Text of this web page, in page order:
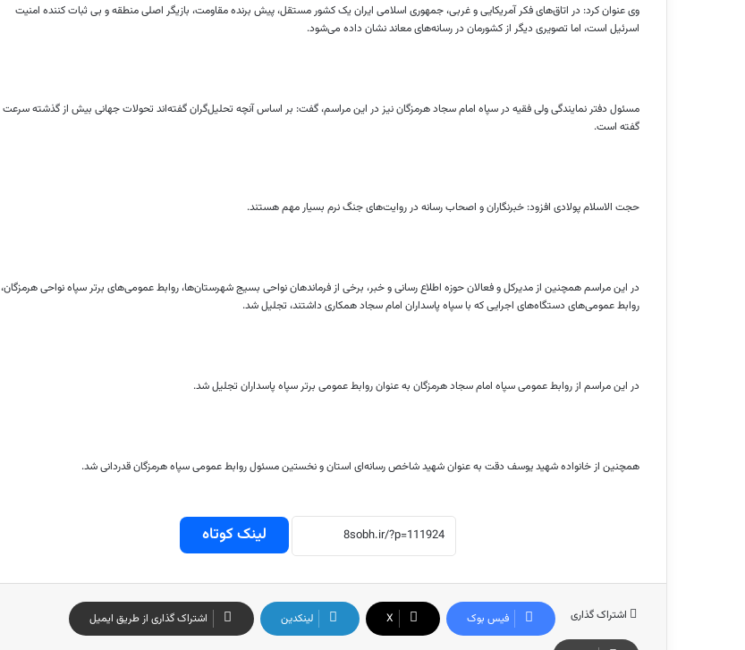
وی عنوان کرد: در اتاق‌های فکر آمریکایی و غربی، جمهوری اسلامی ایران یک کشور مستقل، پیش برنده مقاومت، بازیگر اصلی منطقه و بی ثبات کننده امنیت
اسرئیل است، اما تصویری دیگر از کشورمان در رسانه‌های معاند نشان داده می‌شود.
مسئول دفتر نمایندگی ولی فقیه در سپاه امام سجاد هرمزگان نیز در این مراسم، گفت: بر اساس آنچه تحلیل‌گران گفته‌اند تحولات جهانی بیش از گذشته سرعت
گفته است.
حجت الاسلام پولادی افزود: خبرنگاران و اصحاب رسانه در روایت‌های جنگ نرم بسیار مهم هستند.
در این مراسم همچنین از مدیرکل و فعالان حوزه اطلاع رسانی و خبر، برخی از فرماندهان نواحی بسیج شهرستان‌ها، روابط عمومی‌های برتر سپاه نواحی هرمزگان،
روابط عمومی‌های دستگاه‌های اجرایی که با سپاه پاسداران امام سجاد همکاری داشتند، تجلیل شد.
در این مراسم از روابط عمومی سپاه امام سجاد هرمزگان به عنوان روابط عمومی برتر سپاه پاسداران تجلیل شد.
همچنین از خانواده شهید یوسف دقت به عنوان شهید شاخص رسانه‌ای استان و نخستین مسئول روابط عمومی سپاه هرمزگان قدردانی شد.
لینک کوتاه
اشتراک گذاری فیس بوک X لینکدین اشتراک گذاری از طریق ایمیل